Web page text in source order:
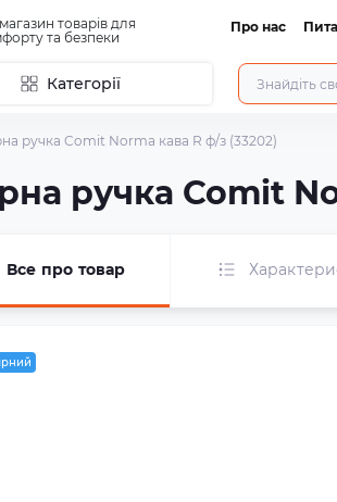
товарів для
та безпеки
Про нас
Категорії
ручка Comit Norma кава R ф/з (33202)
ручка Comit
Все про товар